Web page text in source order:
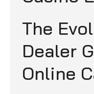
The
Dealer
Online